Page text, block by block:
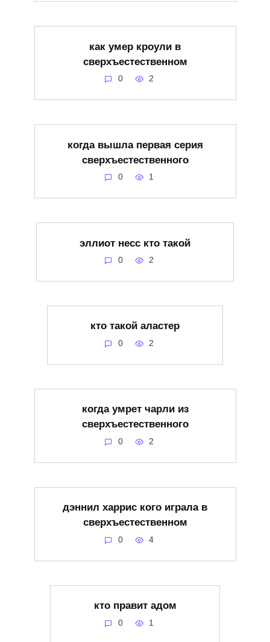
как умер кроули в
сверхъестественном
0 2
когда вышла первая серия
сверхъестественного
0 1
эллиот несс кто такой
0 2
кто такой аластер
0 2
когда умрет чарли из
сверхъестественного
0 2
дэннил харрис кого играла в
сверхъестественном
0 4
кто правит адом
0 1